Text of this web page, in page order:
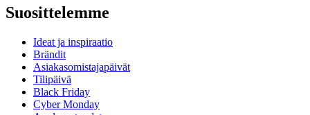
Suosittelemme
Ideat ja inspiraatio
Brändit
Asiakasomistajapäivät
Tilipäivä
Black Friday
Cyber Monday